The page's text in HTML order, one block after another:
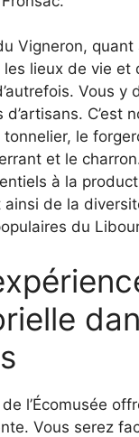
Vigneron, quant
lieux de vie et
Vous y
C’est
tonnelier, le
et le
à la
ainsi de la
du
l’Écomusée
Vous serez